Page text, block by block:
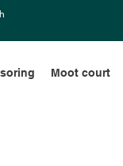
Moot court